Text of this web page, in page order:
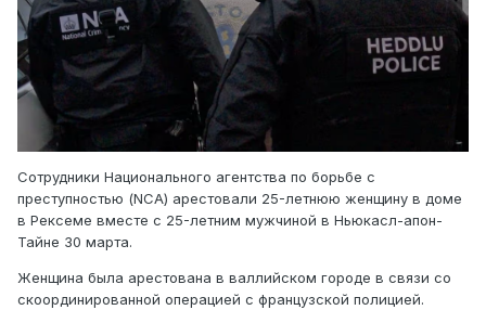
Сотрудники Национального агентства по борьбе с
преступностью (NCA) арестовали 25-летнюю женщину в доме
в Рексеме вместе с 25-летним мужчиной в Ньюкасл-апон-
Тайне 30 марта.
Женщина была арестована в валлийском городе в связи со
скоординированной операцией с французской полицией.